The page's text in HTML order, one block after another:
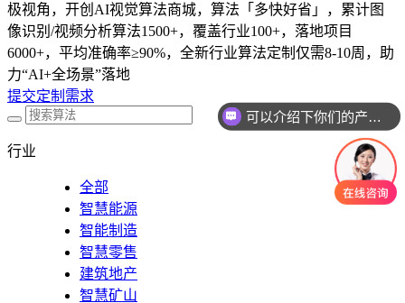
极视角，开创AI视觉算法商城，算法「多快好省」，累计图
像识别/视频分析算法1500+，覆盖行业100+，落地项目
6000+，平均准确率≥90%，全新行业算法定制仅需8-10周，助
力“AI+全场景”落地
提交定制需求
行业
全部
智慧能源
智能制造
智慧零售
建筑地产
智慧矿山